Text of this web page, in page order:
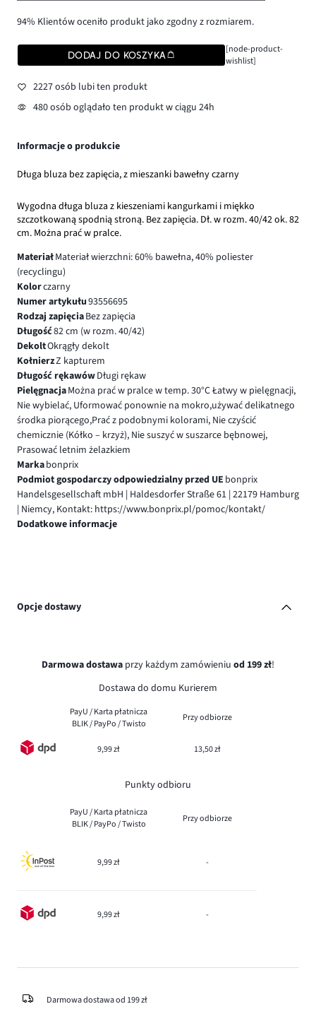
94% Klientów oceniło produkt jako zgodny z rozmiarem.
DODAJ DO KOSZYKA
[node-product-
wishlist]
2227 osób lubi ten produkt
480 osób oglądało ten produkt w ciągu 24h
Informacje o produkcie
Długa bluza bez zapięcia, z mieszanki bawełny czarny
Wygodna długa bluza z kieszeniami kangurkami i miękko
szczotkowaną spodnią stroną. Bez zapięcia. Dł. w rozm. 40/42 ok. 82
cm. Można prać w pralce.
MateriałMateriał wierzchni: 60% bawełna, 40% poliester
(recyclingu)
Kolorczarny
Numer artykułu93556695
Rodzaj zapięciaBez zapięcia
Długość82 cm (w rozm. 40/42)
DekoltOkrągły dekolt
KołnierzZ kapturem
Długość rękawówDługi rękaw
PielęgnacjaMożna prać w pralce w temp. 30°C Łatwy w pielęgnacji,
Nie wybielać, Uformować ponownie na mokro,używać delikatnego
środka piorącego,Prać z podobnymi kolorami, Nie czyścić
chemicznie (Kółko – krzyż), Nie suszyć w suszarce bębnowej,
Prasować letnim żelazkiem
Markabonprix
Podmiot gospodarczy odpowiedzialny przed UE bonprix
Handelsgesellschaft mbH | Haldesdorfer Straße 61 | 22179 Hamburg
| Niemcy, Kontakt: https://www.bonprix.pl/pomoc/kontakt/
Dodatkowe informacje
Opcje dostawy
Darmowa dostawa przy każdym zamówieniu od 199 zł!
Dostawa do domu Kurierem
PayU / Karta płatnicza
BLIK / PayPo / Twisto
Przy odbiorze
9,99 zł 13,50 zł
Punkty odbioru
PayU / Karta płatnicza
BLIK / PayPo / Twisto
Przy odbiorze
9,99 zł -
9,99 zł -
Darmowa dostawa od 199 zł